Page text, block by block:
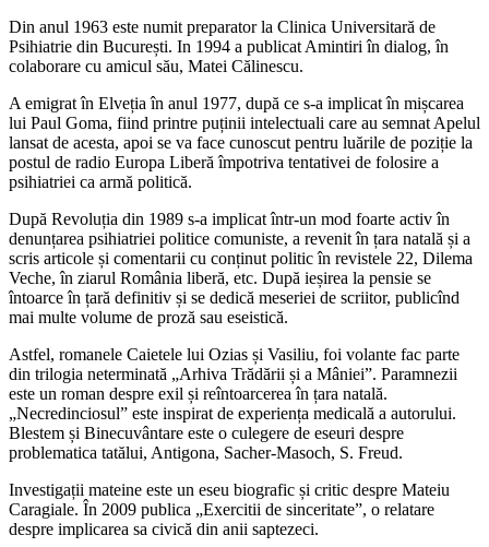
Din anul 1963 este numit preparator la Clinica Universitară de
Psihiatrie din București. In 1994 a publicat Amintiri în dialog, în
colaborare cu amicul său, Matei Călinescu.
A emigrat în Elveția în anul 1977, după ce s-a implicat în mișcarea
lui Paul Goma, fiind printre puținii intelectuali care au semnat Apelul
lansat de acesta, apoi se va face cunoscut pentru luările de poziție la
postul de radio Europa Liberă împotriva tentativei de folosire a
psihiatriei ca armă politică.
După Revoluția din 1989 s-a implicat într-un mod foarte activ în
denunțarea psihiatriei politice comuniste, a revenit în țara natală și a
scris articole și comentarii cu conținut politic în revistele 22, Dilema
Veche, în ziarul România liberă, etc. După ieșirea la pensie se
întoarce în țară definitiv și se dedică meseriei de scriitor, publicînd
mai multe volume de proză sau eseistică.
Astfel, romanele Caietele lui Ozias și Vasiliu, foi volante fac parte
din trilogia neterminată „Arhiva Trădării și a Mâniei”. Paramnezii
este un roman despre exil și reîntoarcerea în țara natală.
„Necredinciosul” este inspirat de experiența medicală a autorului.
Blestem și Binecuvântare este o culegere de eseuri despre
problematica tatălui, Antigona, Sacher-Masoch, S. Freud.
Investigații mateine este un eseu biografic și critic despre Mateiu
Caragiale. În 2009 publica „Exercitii de sinceritate”, o relatare
despre implicarea sa civică din anii saptezeci.